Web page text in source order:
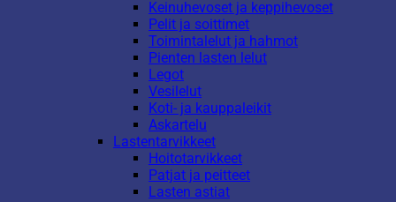
Keinuhevoset ja keppihevoset
Pelit ja soittimet
Toimintalelut ja hahmot
Pienten lasten lelut
Legot
Vesilelut
Koti- ja kauppaleikit
Askartelu
Lastentarvikkeet
Hoitotarvikkeet
Patjat ja peitteet
Lasten astiat